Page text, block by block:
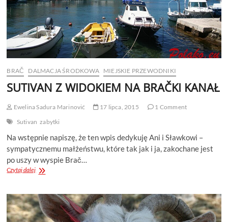
BRAČ DALMACJA ŚRODKOWA MIEJSKIE PRZEWODNIKI
SUTIVAN Z WIDOKIEM NA BRAČKI KANAŁ
Ewelina Sadura Marinović 17 lipca, 2015
1 Comment
Sutivan zabytki
Na wstępnie napiszę, że ten wpis dedykuję Ani i Sławkowi –
sympatycznemu małżeństwu, które tak jak i ja, zakochane jest
po uszy w wyspie Brač…
Czytaj dalejSUTIVAN
NA
BRAČKI
KANAŁ